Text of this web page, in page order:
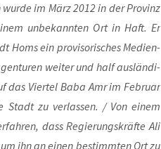
im März 2012 in der Pro­vinz
unbe­kann­ten Ort in Haft. Er
Homs ein pro­vi­so­ri­sches Medi­en­
wei­ter und half aus­län­di­
das Vier­tel Baba Amr im Febru­ar
Stadt zu ver­las­sen. / Von einem
dass Regie­rungs­kräf­te Ali
ihn an einen bestimm­ten Ort zu